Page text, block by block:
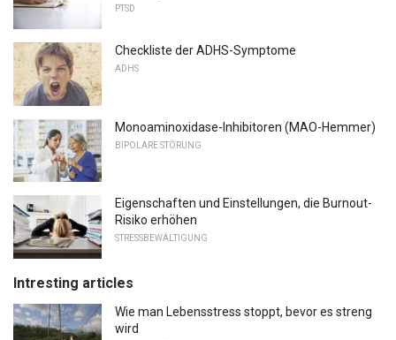
PTSD
Checkliste der ADHS-Symptome
ADHS
Monoaminoxidase-Inhibitoren (MAO-Hemmer)
BIPOLARE STÖRUNG
Eigenschaften und Einstellungen, die Burnout-
Risiko erhöhen
STRESSBEWÄLTIGUNG
Intresting articles
Wie man Lebensstress stoppt, bevor es streng
wird